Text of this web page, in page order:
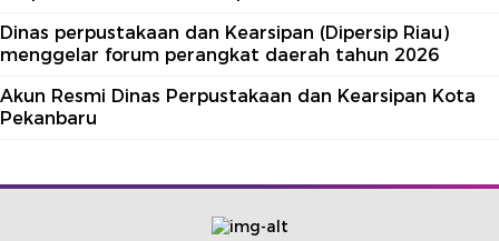
Dinas perpustakaan dan Kearsipan (Dipersip Riau)
menggelar forum perangkat daerah tahun 2026
Akun Resmi Dinas Perpustakaan dan Kearsipan Kota
Pekanbaru